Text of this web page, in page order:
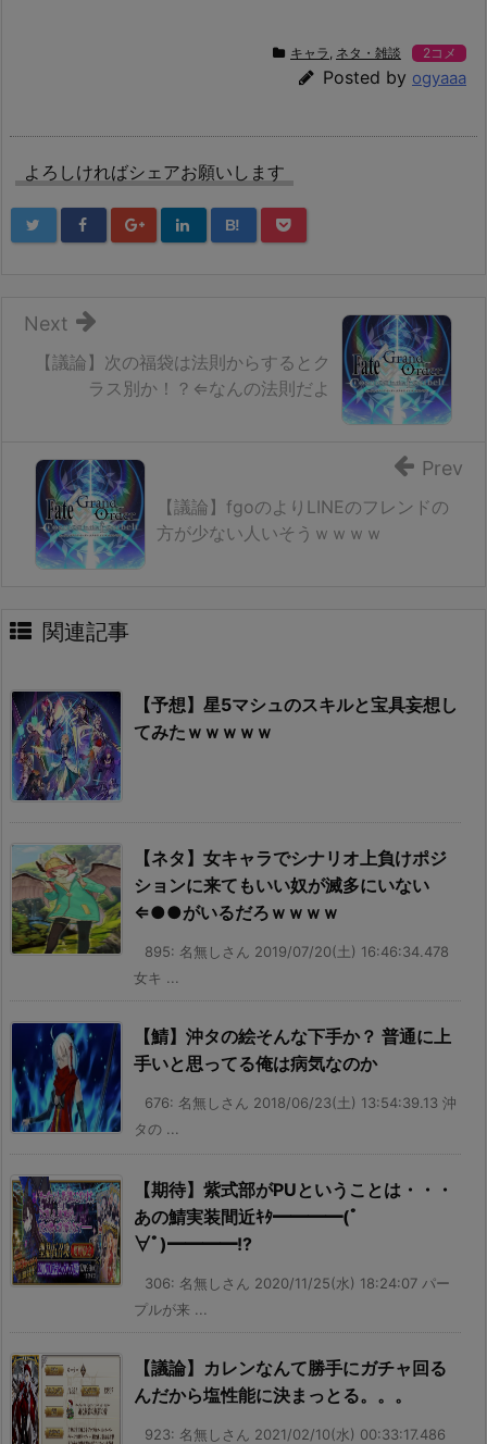
キャラ ネタ・雑談 2コメ
Posted by ogyaaa
よろしければシェアお願いします
B!
【議論】次の福袋は法則からするとク
ラス別か！？⇐なんの法則だよ
Next
【議論】fgoのよりLINEのフレンドの
方が少ない人いそうｗｗｗｗ
Prev
関連記事
【予想】星5マシュのスキルと宝具妄想し
てみたｗｗｗｗｗ
【ネタ】女キャラでシナリオ上負けポジ
ションに来てもいい奴が滅多にいない
⇐●●がいるだろｗｗｗｗ
895: 名無しさん 2019/07/20(土) 16:46:34.478
女キ ...
【鯖】沖タの絵そんな下手か？ 普通に上
手いと思ってる俺は病気なのか
676: 名無しさん 2018/06/23(土) 13:54:39.13 沖
タの ...
【期待】紫式部がPUということは・・・
あの鯖実装間近ｷﾀ━━━━(ﾟ
∀ﾟ)━━━━!?
306: 名無しさん 2020/11/25(水) 18:24:07 パー
プルが来 ...
【議論】カレンなんて勝手にガチャ回る
んだから塩性能に決まっとる。。。
923: 名無しさん 2021/02/10(水) 00:33:17.486